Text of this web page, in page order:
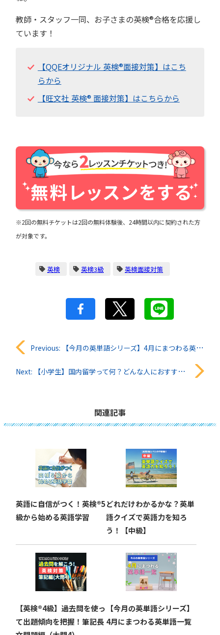
教師・スタッフ一同、お子さまの英検®︎合格を応援し
ています！
【QQEオリジナル 英検®︎面接対策】はこち
らから
【旺文社 英検®︎ 面接対策】はこちらから
※2回の無料チケットは2回の無料体験後、24時間以内に契約された方
が対象です。
英検 英検3級 英検面接対策
投
稿
ョ
ン
Previous: 【今月の英単語シリーズ】4月にまつわる英単語一覧
Next: 【小学生】国内留学って何？どんな人におすすめ？
関連記事
英語に自信がつく！英検®︎5
級から始める英語学習
どれだけわかるかな？英単
語クイズで英語力を知ろ
う！【中級】
【英検®︎4級】過去問を使っ
て出題傾向を把握！筆記長
【今月の英単語シリーズ】
4月にまつわる英単語一覧